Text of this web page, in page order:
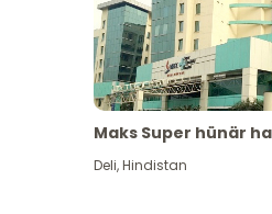
Maks Super hünär
Deli,Hindistan